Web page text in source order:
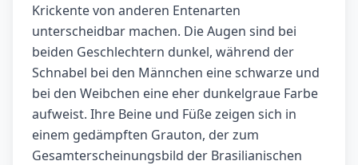
Krickente von anderen Entenarten
unterscheidbar machen. Die Augen sind bei
beiden Geschlechtern dunkel, während der
Schnabel bei den Männchen eine schwarze und
bei den Weibchen eine eher dunkelgraue Farbe
aufweist. Ihre Beine und Füße zeigen sich in
einem gedämpften Grauton, der zum
Gesamterscheinungsbild der Brasilianischen